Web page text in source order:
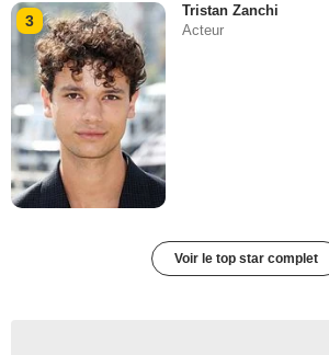
3
Tristan Zanchi
Acteur
Voir le top star complet